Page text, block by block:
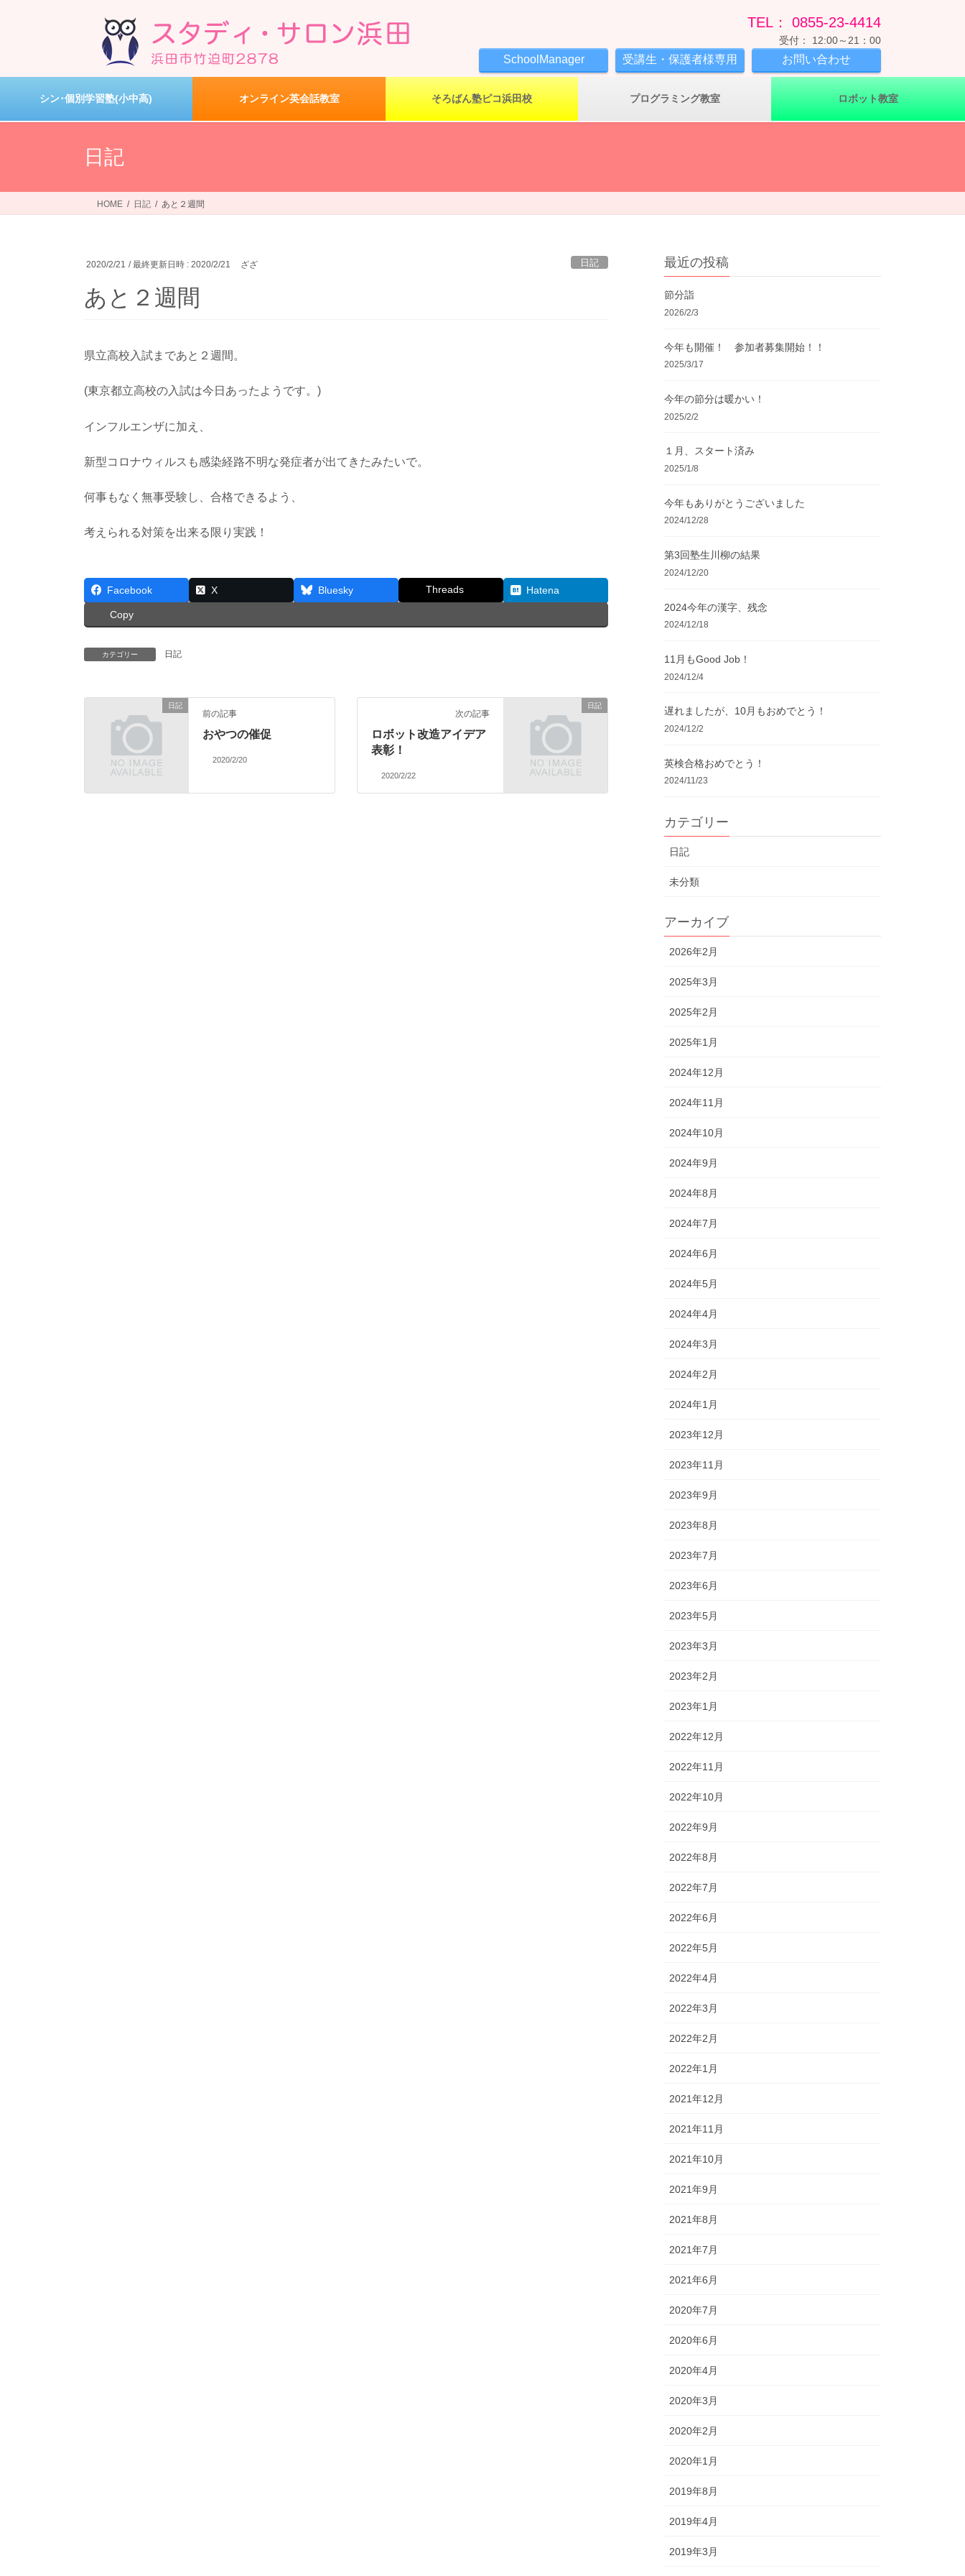
ツ
シ
TEL： 0855-23-4414
受付： 12:00～21：00
SchoolManager 受講生・保護者様専用 お問い合わせ
シン･個別学習塾(小中高) オンライン英会話教室 そろばん塾ピコ浜田校 プログラミング教室 ロボット教室
日記
HOME 日記 あと２週間
2020/2/21 / 最終更新日時 : 2020/2/21 ざざ 日記
あと２週間
県立高校入試まであと２週間。
(東京都立高校の入試は今日あったようです。)
インフルエンザに加え、
新型コロナウィルスも感染経路不明な発症者が出てきたみたいで。
何事もなく無事受験し、合格できるよう、
考えられる対策を出来る限り実践！
Facebook X Bluesky Threads Hatena
Copy
カテゴリー 日記
日記
前の記事
おやつの催促
2020/2/20
日記
次の記事
ロボット改造アイデア
表彰！
2020/2/22
最近の投稿
節分詣
2026/2/3
今年も開催！ 参加者募集開始！！
2025/3/17
今年の節分は暖かい！
2025/2/2
１月、スタート済み
2025/1/8
今年もありがとうございました
2024/12/28
第3回塾生川柳の結果
2024/12/20
2024今年の漢字、残念
2024/12/18
11月もGood Job！
2024/12/4
遅れましたが、10月もおめでとう！
2024/12/2
英検合格おめでとう！
2024/11/23
カテゴリー
日記
未分類
アーカイブ
2026年2月
2025年3月
2025年2月
2025年1月
2024年12月
2024年11月
2024年10月
2024年9月
2024年8月
2024年7月
2024年6月
2024年5月
2024年4月
2024年3月
2024年2月
2024年1月
2023年12月
2023年11月
2023年9月
2023年8月
2023年7月
2023年6月
2023年5月
2023年3月
2023年2月
2023年1月
2022年12月
2022年11月
2022年10月
2022年9月
2022年8月
2022年7月
2022年6月
2022年5月
2022年4月
2022年3月
2022年2月
2022年1月
2021年12月
2021年11月
2021年10月
2021年9月
2021年8月
2021年7月
2021年6月
2020年7月
2020年6月
2020年4月
2020年3月
2020年2月
2020年1月
2019年8月
2019年4月
2019年3月